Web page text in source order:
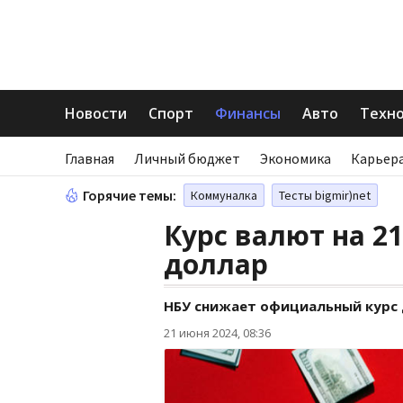
Новости Спорт Финансы Авто
Главная Личный бюджет Экономика
Горячие темы: Коммуналка Тесты bigmir)net
Курс валют на
доллар
НБУ снижает официальный
21 июня 2024, 08:36